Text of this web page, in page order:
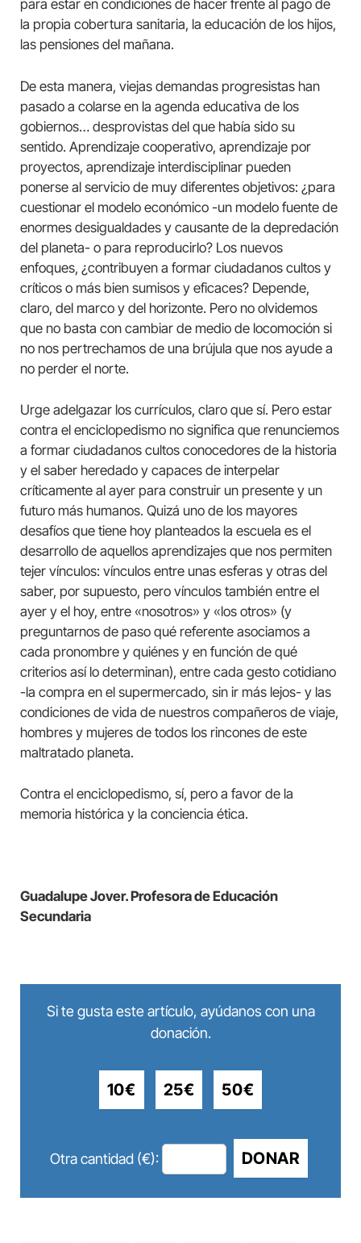
para estar en condiciones de hacer frente al pago de
la propia cobertura sanitaria, la educación de los hijos,
las pensiones del mañana.
De esta manera, viejas demandas progresistas han
pasado a colarse en la agenda educativa de los
gobiernos… desprovistas del que había sido su
sentido. Aprendizaje cooperativo, aprendizaje por
proyectos, aprendizaje interdisciplinar pueden
ponerse al servicio de muy diferentes objetivos: ¿para
cuestionar el modelo económico -un modelo fuente de
enormes desigualdades y causante de la depredación
del planeta- o para reproducirlo? Los nuevos
enfoques, ¿contribuyen a formar ciudadanos cultos y
críticos o más bien sumisos y eficaces? Depende,
claro, del marco y del horizonte. Pero no olvidemos
que no basta con cambiar de medio de locomoción si
no nos pertrechamos de una brújula que nos ayude a
no perder el norte.
Urge adelgazar los currículos, claro que sí. Pero estar
contra el enciclopedismo no significa que renunciemos
a formar ciudadanos cultos conocedores de la historia
y el saber heredado y capaces de interpelar
críticamente al ayer para construir un presente y un
futuro más humanos. Quizá uno de los mayores
desafíos que tiene hoy planteados la escuela es el
desarrollo de aquellos aprendizajes que nos permiten
tejer vínculos: vínculos entre unas esferas y otras del
saber, por supuesto, pero vínculos también entre el
ayer y el hoy, entre «nosotros» y «los otros» (y
preguntarnos de paso qué referente asociamos a
cada pronombre y quiénes y en función de qué
criterios así lo determinan), entre cada gesto cotidiano
-la compra en el supermercado, sin ir más lejos- y las
condiciones de vida de nuestros compañeros de viaje,
hombres y mujeres de todos los rincones de este
maltratado planeta.
Contra el enciclopedismo, sí, pero a favor de la
memoria histórica y la conciencia ética.
Guadalupe Jover. Profesora de Educación
Secundaria
Si te gusta este artículo, ayúdanos con una
donación.
10€ 25€ 50€
Otra cantidad (€): DONAR